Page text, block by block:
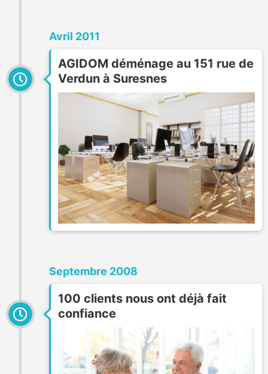
Avril 2011
AGIDOM déménage au 151 rue de
Verdun à Suresnes
Septembre 2008
100 clients nous ont déjà fait
confiance